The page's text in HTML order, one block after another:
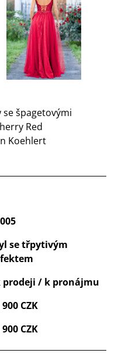
špagetovými
Red
Koehlert
se třpytivým
prodeji / k pronájmu
900 CZK
900 CZK